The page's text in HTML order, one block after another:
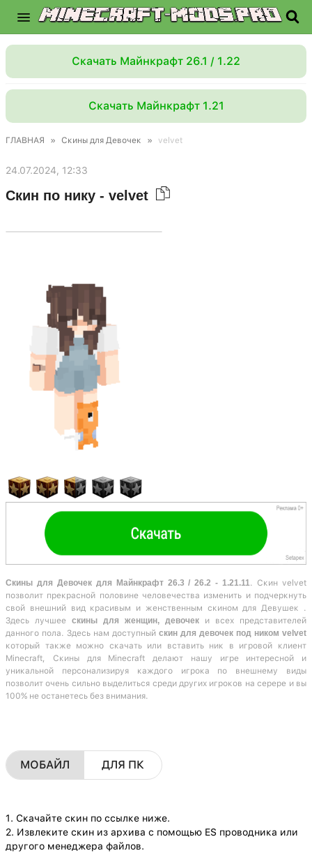
Скачать Майнкрафт 26.1 / 1.22
Скачать Майнкрафт 1.21
ГЛАВНАЯ » Скины для Девочек » velvet
24.07.2024, 12:33
Скин по нику - velvet
Скины для Девочек для Майнкрафт 26.3 / 26.2 - 1.21.11 . Скин velvet
позволит прекрасной половине человечества изменить и подчеркнуть
свой внешний вид красивым и женственным скином для Девушек .
Здесь лучшее скины для женщин, девочек и всех представителей
данного пола. Здесь нам доступный скин для девочек под ником velvet
который также можно скачать или вставить ник в игровой клиент
Minecraft, Скины для Minecraft делают нашу игре интересной и
уникальной персонализируя каждого игрока по внешнему виды
позволит очень сильно выделиться среди других игроков на серере и вы
100% не останетесь без внимания.
МОБАЙЛ ДЛЯ ПК
1. Скачайте скин по ссылке ниже.
2. Извлеките скин из архива с помощью ES проводника или
другого менеджера файлов.